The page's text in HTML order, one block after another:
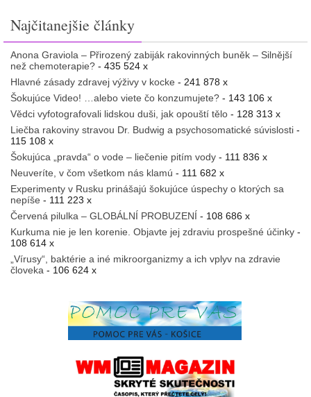
Najčitanejšie články
Anona Graviola – Přirozený zabiják rakovinných buněk – Silnější
než chemoterapie? - 435 524 x
Hlavné zásady zdravej výživy v kocke - 241 878 x
Šokujúce Video! …alebo viete čo konzumujete? - 143 106 x
Vědci vyfotografovali lidskou duši, jak opouští tělo - 128 313 x
Liečba rakoviny stravou Dr. Budwig a psychosomatické súvislosti -
115 108 x
Šokujúca „pravda“ o vode – liečenie pitím vody - 111 836 x
Neuveríte, v čom všetkom nás klamú - 111 682 x
Experimenty v Rusku prinášajú šokujúce úspechy o ktorých sa
nepíše - 111 223 x
Červená pilulka – GLOBÁLNÍ PROBUZENÍ - 108 686 x
Kurkuma nie je len korenie. Objavte jej zdraviu prospešné účinky -
108 614 x
„Vírusy“, baktérie a iné mikroorganizmy a ich vplyv na zdravie
človeka - 106 624 x